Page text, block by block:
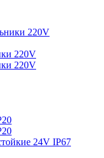
220V
220V
220V
24V IP67